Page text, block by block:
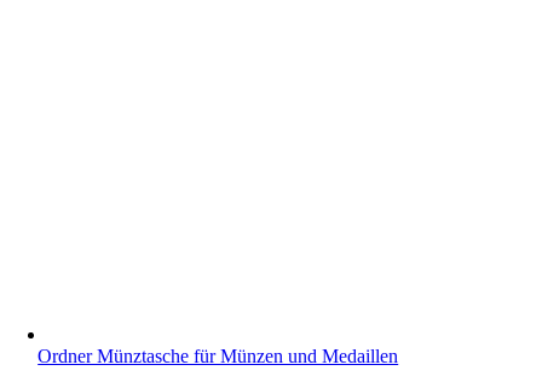
Ordner Münztasche für Münzen und Medaillen